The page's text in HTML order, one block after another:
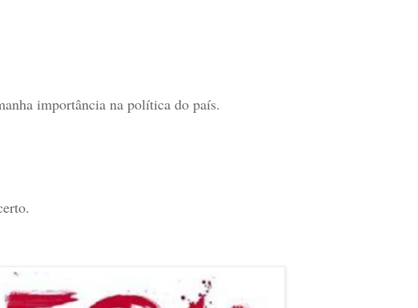
importância na política do país.